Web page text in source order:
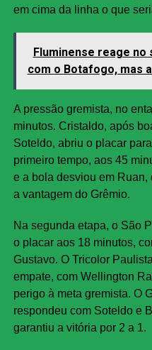
em cima da linha o que
Fluminense reage
com o Botafogo, mas
A pressão gremista, no
minutos. Cristaldo, após
Soteldo, abriu o placar
primeiro tempo, aos 45
e a bola desviou em
a vantagem do Grêmio.
Na segunda etapa, o São
o placar aos 18 minutos,
Gustavo. O Tricolor
empate, com Wellington
perigo à meta gremista. O
respondeu com Soteldo e
garantiu a vitória por 2 a 1.